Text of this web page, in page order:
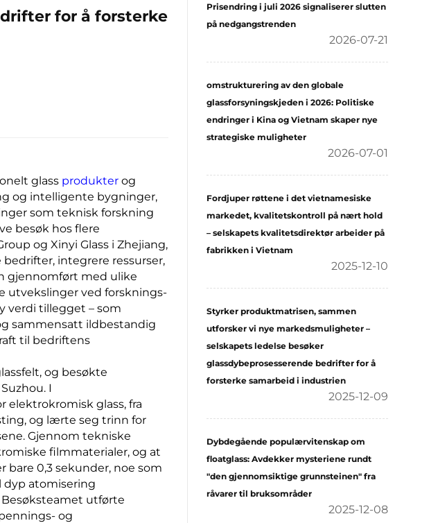
for å forsterke
glass produkter og
og intelligente bygninger,
som teknisk forskning
besøk hos flere
og Xinyi Glass i Zhejiang,
integrere ressurser,
gjennomført med ulike
utvekslinger ved forsknings-
verdi tillegget – som
sammensatt ildbestandig
til bedriftens
og besøkte
I
glass, fra
og lærte seg trinn for
Gjennom tekniske
filmmaterialer, og at
0,3 sekunder, noe som
dyp atomisering
Besøksteamet utførte
og
Prisendring i juli 2026 signaliserer slutten
på nedgangstrenden
2026-07-21
omstrukturering av den globale
glassforsyningskjeden i 2026: Politiske
endringer i Kina og Vietnam skaper nye
strategiske muligheter
2026-07-01
Fordjuper røttene i det vietnamesiske
markedet, kvalitetskontroll på nært hold
– selskapets kvalitetsdirektør arbeider på
fabrikken i Vietnam
2025-12-10
Styrker produktmatrisen, sammen
utforsker vi nye markedsmuligheter –
selskapets ledelse besøker
glassdybeprosesserende bedrifter for å
forsterke samarbeid i industrien
2025-12-09
Dybdegående populærvitenskap om
floatglass: Avdekker mysteriene rundt
"den gjennomsiktige grunnsteinen" fra
råvarer til bruksområder
2025-12-08